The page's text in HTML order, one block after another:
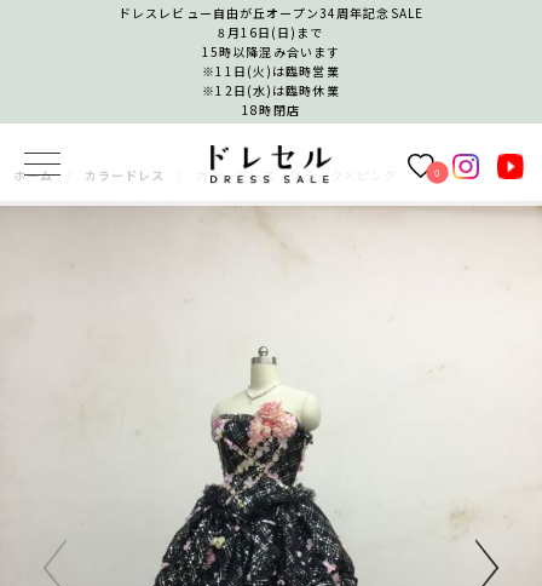
ドレスレビュー自由が丘オープン34周年記念SALE
8月16日(日)まで
15時以降混み合います
※11日(火)は臨時営業
※12日(水)は臨時休業
18時閉店
0
ホーム カラードレス カラードレス ブラック×ピンク